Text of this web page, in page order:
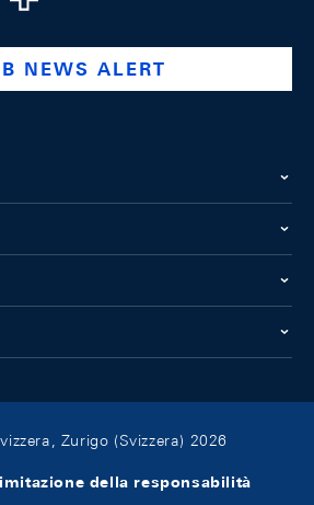
company/swiss-national-
@swissnationalbank
NEWS ALERT
Zurigo (Svizzera) 2026
della responsabilità